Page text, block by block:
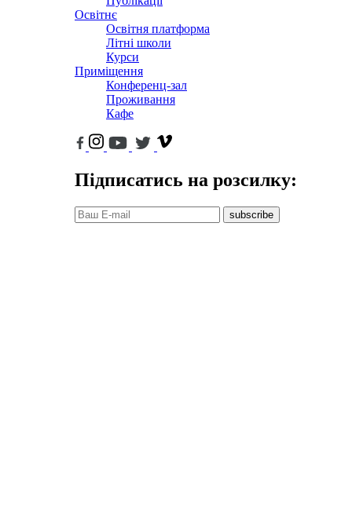
Освітнє
Освітня платформа
Літні школи
Курси
Приміщення
Конференц-зал
Проживання
Кафе
Підписатись на розсилку:
subscribe